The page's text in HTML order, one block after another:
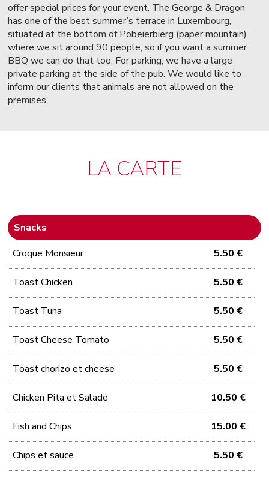
offer special prices for your event. The George & Dragon
has one of the best summer’s terrace in Luxembourg,
situated at the bottom of Pobeierbierg (paper mountain)
where we sit around 90 people, so if you want a summer
BBQ we can do that too. For parking, we have a large
private parking at the side of the pub. We would like to
inform our clients that animals are not allowed on the
premises.
LA CARTE
Snacks
Croque Monsieur
5.50 €
Toast Chicken 5.50 €
Toast Tuna 5.50 €
Toast Cheese Tomato 5.50 €
Toast chorizo et cheese 5.50 €
Chicken Pita et Salade 10.50 €
Fish and Chips 15.00 €
Chips et sauce 5.50 €